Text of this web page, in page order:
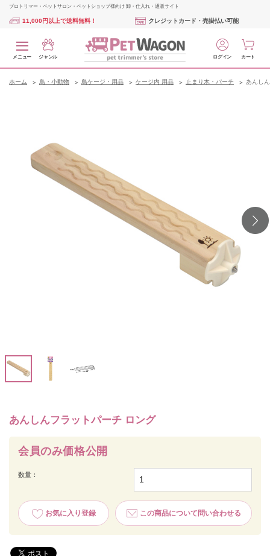
プロトリマー・ペットサロン・ペットショップ様向け 卸・仕入れ・通販サイト
11,000円以上で送料無料！ クレジットカード・売掛払い可能
メニュー ジャンル ログイン カート
ホーム 鳥・小動物 鳥ケージ・用品 ケージ内 用品 止まり木・パーチ あんし
あんしんフラットパーチ ロング
会員のみ価格公開
数量：
お気に入り登録 この商品について問い合わせる